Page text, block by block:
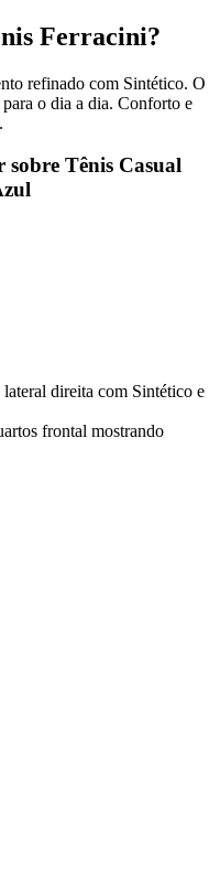
Ferracini?
refinado com Sintético. O
o dia a dia. Conforto e
sobre Tênis Casual